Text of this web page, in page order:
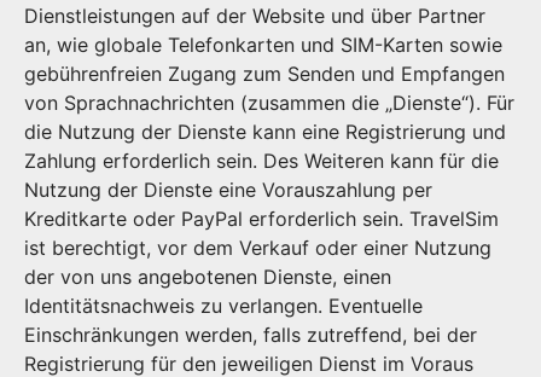
Dienstleistungen auf der Website und über Partner
an, wie globale Telefonkarten und SIM-Karten sowie
gebührenfreien Zugang zum Senden und Empfangen
von Sprachnachrichten (zusammen die „Dienste“). Für
die Nutzung der Dienste kann eine Registrierung und
Zahlung erforderlich sein. Des Weiteren kann für die
Nutzung der Dienste eine Vorauszahlung per
Kreditkarte oder PayPal erforderlich sein. TravelSim
ist berechtigt, vor dem Verkauf oder einer Nutzung
der von uns angebotenen Dienste, einen
Identitätsnachweis zu verlangen. Eventuelle
Einschränkungen werden, falls zutreffend, bei der
Registrierung für den jeweiligen Dienst im Voraus